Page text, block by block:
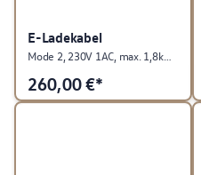
E-Ladekabel
Mode 2, 230V 1AC, max. 1,8kW, Liechtenstein
260,00€*